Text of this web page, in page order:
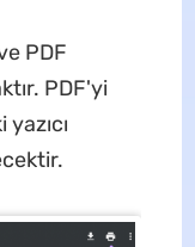
PDF
PDF'yi